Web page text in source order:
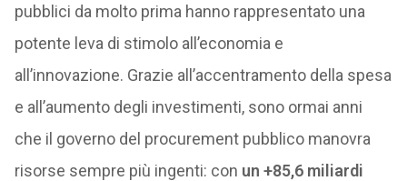
pubblici da molto prima hanno rappresentato una
potente leva di stimolo all’economia e
all’innovazione. Grazie all’accentramento della spesa
e all’aumento degli investimenti, sono ormai anni
che il governo del procurement pubblico manovra
risorse sempre più ingenti: con un +85,6 miliardi